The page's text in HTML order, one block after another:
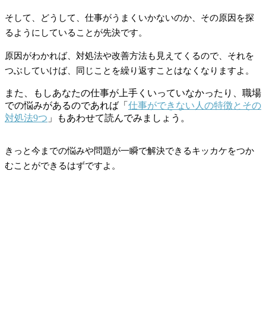
そして、どうして、仕事がうまくいかないのか、その原因を探
るようにしていることが先決です。
原因がわかれば、対処法や改善方法も見えてくるので、それを
つぶしていけば、同じことを繰り返すことはなくなりますよ。
また、もしあなたの仕事が上手くいっていなかったり、職場
での悩みがあるのであれば「 仕事ができない人の特徴とその
対処法9つ 」もあわせて読んでみましょう。
きっと今までの悩みや問題が一瞬で解決できるキッカケをつか
むことができるはずですよ。